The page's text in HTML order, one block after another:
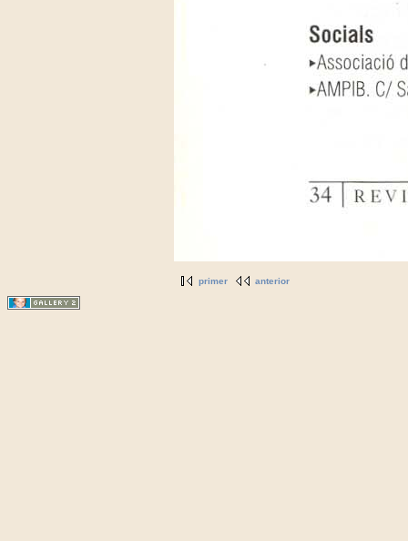
primer anterior